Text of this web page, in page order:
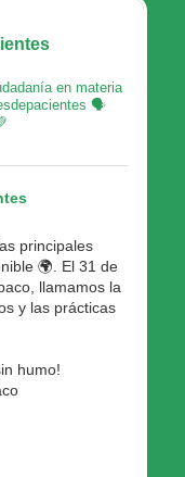
en materia
🗣
principales
🌍. El 31 de
llamamos la
y las prácticas
humo!